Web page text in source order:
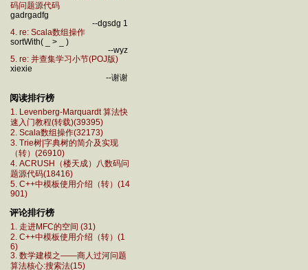
码问题源代码
gadrgadfg
--dgsdg 1
4. re: Scala数组操作
sortWith( _ > _ )
--wyz
5. re: 并查集学习小节(POJ版)
xiexie
--谢谢
阅读排行榜
1. Levenberg-Marquardt 算法快
速入门教程(转载)(39395)
2. Scala数组操作(32173)
3. Trie树|字典树的简介及实现
（转）(26910)
4. ACRUSH（楼天成）八数码问
题源代码(18416)
5. C++中模板使用介绍（转）(14
901)
评论排行榜
1. 走进MFC的空间 (31)
2. C++中模板使用介绍（转）(1
6)
3. 数学建模之——商人过河问题
算法核心:搜索法(15)